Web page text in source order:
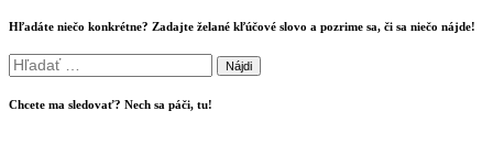
Hľadáte niečo konkrétne? Zadajte želané kľúčové slovo a pozrime sa, či sa niečo nájde!
Hľadať:
Chcete ma sledovať? Nech sa páči, tu!